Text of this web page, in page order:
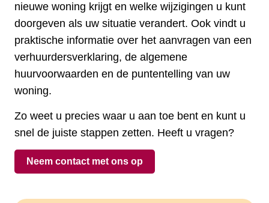
nieuwe woning krijgt en welke wijzigingen u kunt
doorgeven als uw situatie verandert. Ook vindt u
praktische informatie over het aanvragen van een
verhuurdersverklaring, de algemene
huurvoorwaarden en de puntentelling van uw
woning.
Zo weet u precies waar u aan toe bent en kunt u
snel de juiste stappen zetten. Heeft u vragen?
Neem contact met ons op